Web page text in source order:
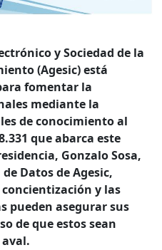
y Sociedad de la
(Agesic) está
fomentar la
mediante la
de conocimiento al
que abarca este
Gonzalo Sosa,
Datos de Agesic,
y las
pueden asegurar sus
de que estos sean